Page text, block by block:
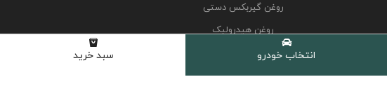
انتخاب خودرو سبد خرید
روغن گیربکس دستی
روغن هیدرولیک
کولانت، ضدیخ و ضدجوش
مکمل و اکتان